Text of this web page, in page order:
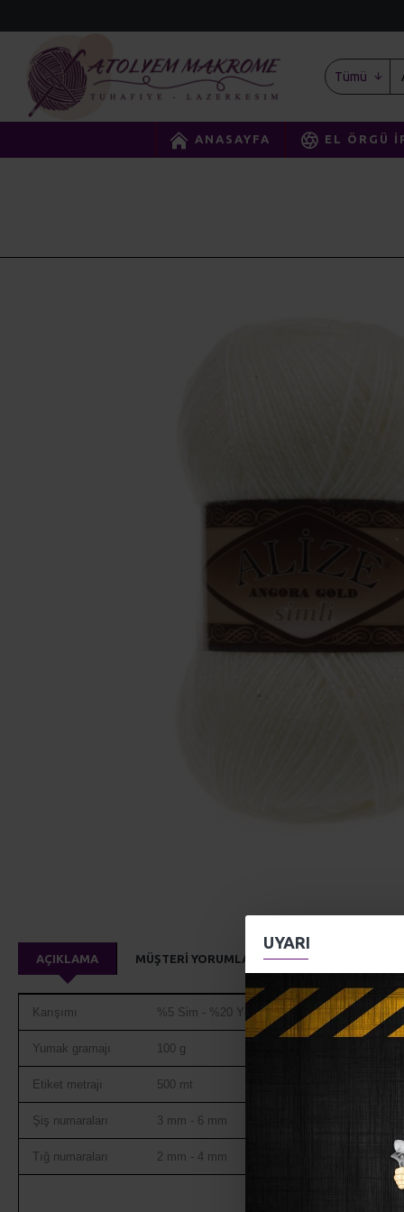
UYARI
Tümü
ANASAYFA EL ÖRGÜ
AÇIKLAMA MÜŞTERI YORUMLARI
Karışımı %5 Sim - %20 Yün - %75 Akrilik
Yumak gramajı 100 g
Etiket metrajı 500 mt
Şiş numaraları 3 mm - 6 mm
Tığ numaraları 2 mm - 4 mm